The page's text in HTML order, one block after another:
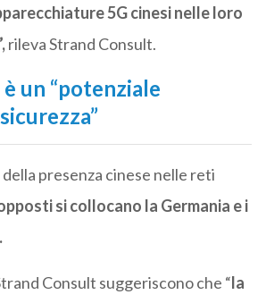
5G cinesi nelle loro
rileva Strand Consult.
è un “potenziale
presenza cinese nelle reti
si collocano la Germania e i
Consult suggeriscono che “la